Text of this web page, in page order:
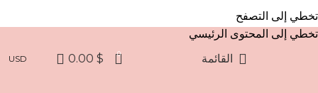
تخطي إلى التصفح
تخطي إلى المحتوى الرئيسي
القائمة 0
0.00 $
USD